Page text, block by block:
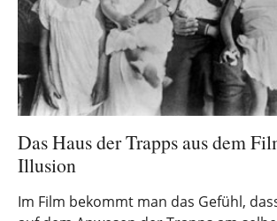
Das Haus der Trapps aus dem
Illusion
Im Film bekommt man das Gefühl,